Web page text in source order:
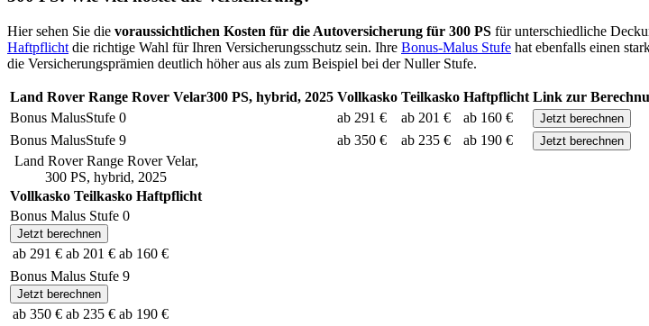
Hier sehen Sie die voraussichtlichen Kosten für die Autoversicherung für 300 PS für unterschiedliche
Haftpflicht die richtige Wahl für Ihren Versicherungsschutz sein. Ihre Bonus-Malus Stufe hat ebenfalls einen
die Versicherungsprämien deutlich höher aus als zum Beispiel bei der Nuller Stufe.
Land Rover Range Rover Velar300 PS, hybrid, 2025 Vollkasko Teilkasko Haftpflicht Link zur
Bonus MalusStufe 0 ab 291 € ab 201 € ab 160 € Jetzt berechnen
Bonus MalusStufe 9 ab 350 € ab 235 € ab 190 € Jetzt berechnen
Land Rover Range Rover Velar,
300 PS, hybrid, 2025
Vollkasko Teilkasko Haftpflicht
Bonus Malus Stufe 0
Jetzt berechnen
ab 291 € ab 201 € ab 160 €
Bonus Malus Stufe 9
Jetzt berechnen
ab 350 € ab 235 € ab 190 €